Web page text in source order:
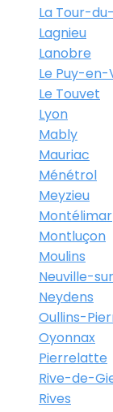
La Tour-
Lagnieu
Lanobre
Le Puy-en-
Le Touvet
Lyon
Mably
Mauriac
Ménétrol
Meyzieu
Montélimar
Montluçon
Moulins
Neuville-
Neydens
Oullins-
Oyonnax
Pierrelatte
Rive-de-
Rives